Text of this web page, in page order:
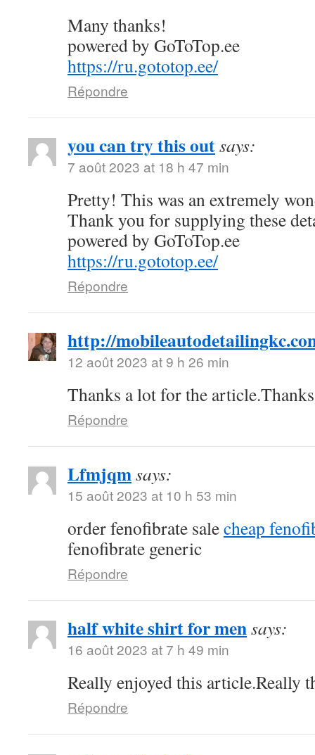
Many thanks!
powered by GoToTop.ee
https://ru.gototop.ee/
Répondre
you can try this outsays:
7 août 2023 at 18 h 47 min
Pretty! This was an extremely
Thank you for supplying these
powered by GoToTop.ee
https://ru.gototop.ee/
Répondre
http://
12 août 2023 at 9 h 26 min
Thanks a lot for the
Répondre
Lfmjqmsays:
15 août 2023 at 10 h 53 min
order fenofibrate salecheap
fenofibrate generic
Répondre
half white shirt for mensays:
16 août 2023 at 7 h 49 min
Really enjoyed this article.Really
Répondre